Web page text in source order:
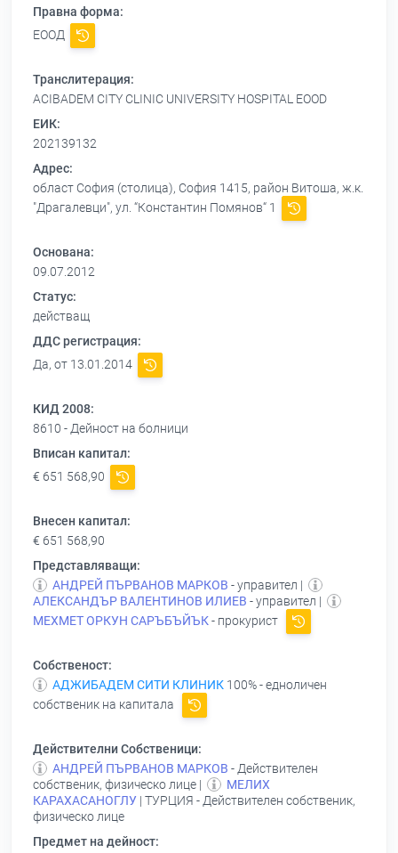
Правна форма:
ЕООД
Транслитерация:
ACIBADEM CITY CLINIC UNIVERSITY HOSPITAL EOOD
ЕИК:
202139132
Адрес:
област София (столица), София 1415, район Витоша, ж.к.
"Драгалевци", ул. “Константин Помянов“ 1
Основана:
09.07.2012
Статус:
действащ
ДДС регистрация:
Да, от 13.01.2014
КИД 2008:
8610 - Дейност на болници
Вписан капитал:
€ 651 568,90
Внесен капитал:
€ 651 568,90
Представляващи:
АНДРЕЙ ПЪРВАНОВ МАРКОВ - управител |
АЛЕКСАНДЪР ВАЛЕНТИНОВ ИЛИЕВ - управител |
МЕХМЕТ ОРКУН САРЪБЪЙЪК- прокурист
Собственост:
АДЖИБАДЕМ СИТИ КЛИНИК 100% - едноличен
собственик на капитала
Действителни Собственици:
АНДРЕЙ ПЪРВАНОВ МАРКОВ - Действителен
собственик, физическо лице |
МЕЛИХ
КАРАХАСАНОГЛУ | ТУРЦИЯ - Действителен собственик,
физическо лице
Предмет на дейност: